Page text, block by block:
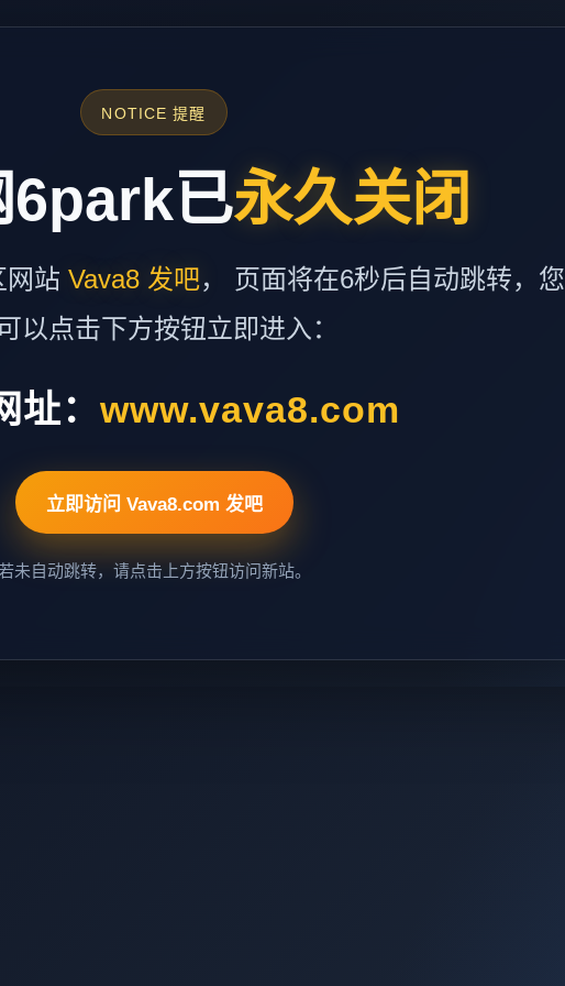
NOTICE 提醒
6park已永久关闭
网站 Vava8 发吧， 页面将在6秒后自动跳转，您
以点击下方按钮立即进入：
址： www.vava8.com
立即访问 Vava8.com 发吧
未自动跳转，请点击上方按钮访问新站。